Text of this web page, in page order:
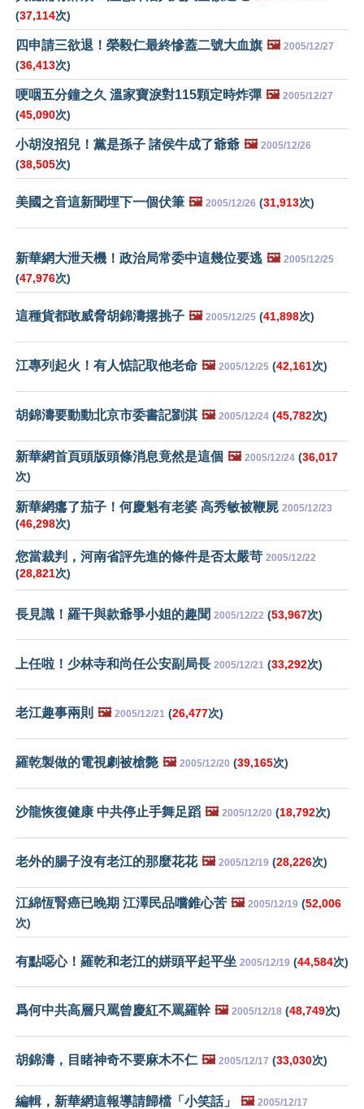
(37,114次)
四申請三欲退！榮毅仁最終慘蓋二號大血旗 🖼️ 2005/12/27
(36,413次)
哽咽五分鐘之久 溫家寶淚對115顆定時炸彈 🖼️ 2005/12/27
(45,090次)
小胡沒招兒！黨是孫子 諸侯牛成了爺爺 🖼️ 2005/12/26
(38,505次)
美國之音這新聞埋下一個伏筆 🖼️ 2005/12/26 (31,913次)
新華網大泄天機！政治局常委中這幾位要逃 🖼️ 2005/12/25
(47,976次)
這種貨都敢威脅胡錦濤撂挑子 🖼️ 2005/12/25 (41,898次)
江專列起火！有人惦記取他老命 🖼️ 2005/12/25 (42,161次)
胡錦濤要動動北京市委書記劉淇 🖼️ 2005/12/24 (45,782次)
新華網首頁頭版頭條消息竟然是這個 🖼️ 2005/12/24 (36,017
次)
新華網癟了茄子！何慶魁有老婆 高秀敏被鞭屍 2005/12/23
(46,298次)
您當裁判，河南省評先進的條件是否太嚴苛 2005/12/22
(28,821次)
長見識！羅干與款爺爭小姐的趣聞 2005/12/22 (53,967次)
上任啦！少林寺和尚任公安副局長 2005/12/21 (33,292次)
老江趣事兩則 🖼️ 2005/12/21 (26,477次)
羅乾製做的電視劇被槍斃 🖼️ 2005/12/20 (39,165次)
沙龍恢復健康 中共停止手舞足蹈 🖼️ 2005/12/20 (18,792次)
老外的腸子沒有老江的那麼花花 🖼️ 2005/12/19 (28,226次)
江綿恆腎癌已晚期 江澤民品嚐錐心苦 🖼️ 2005/12/19 (52,006
次)
有點噁心！羅乾和老江的姘頭平起平坐 2005/12/19 (44,584次)
爲何中共高層只罵曾慶紅不罵羅幹 🖼️ 2005/12/18 (48,749次)
胡錦濤，目睹神奇不要麻木不仁 🖼️ 2005/12/17 (33,030次)
編輯，新華網這報導請歸檔「小笑話」 🖼️ 2005/12/17